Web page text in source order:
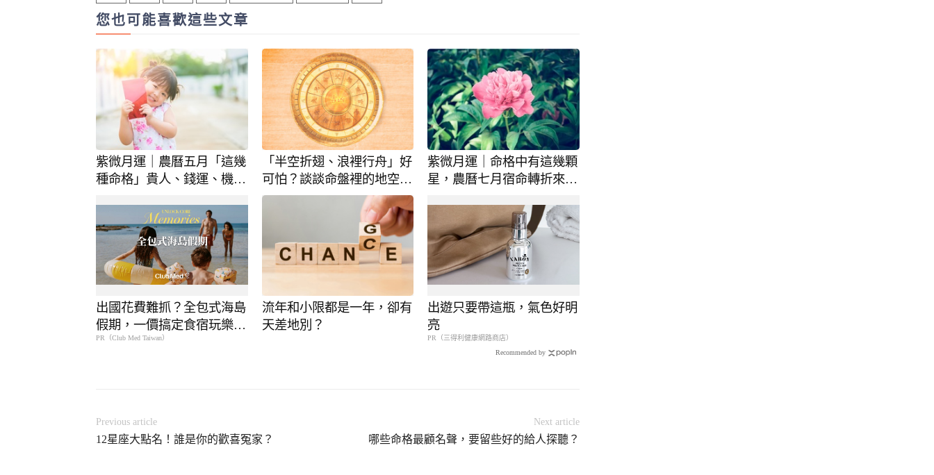
您也可能喜歡這些文章
紫微月運｜農曆五月「這幾
種命格」貴人、錢運、機會
「半空折翅、浪裡行舟」好
可怕？談談命盤裡的地空地
劫
紫微月運｜命格中有這幾顆
星，農曆七月宿命轉折來
出國花費難抓？全包式海島
假期，一價搞定食宿玩樂，
省錢更省心！
PR（Club Med Taiwan）
流年和小限都是一年，卻有
天差地別？
出遊只要帶這瓶，氣色好明
亮
PR（三得利健康網路商店）
Recommended by
Previous article
12星座大點名！誰是你的歡喜冤家？
Next article
哪些命格最顧名聲，要留些好的給人探聽？